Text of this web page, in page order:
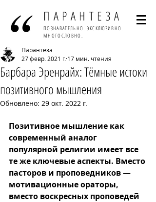
ПАРАНТЕЗА
ПОЗНАВАТЕЛЬНО. ЭКСКЛЮЗИВНО.
МНОГОСЛОВНО.
Барбара Эренрайх: Тёмные истоки
позитивного мышления
Парантеза
27 февр. 2021 г. 17 мин. чтения
Обновлено: 29 окт. 2022 г.
Позитивное мышление как
современный аналог
популярной религии имеет все
те же ключевые аспекты. Вместо
пасторов и проповедников —
мотивационные ораторы,
вместо воскресных проповедей